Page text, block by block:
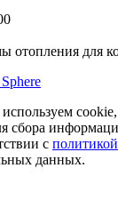
для
сбора
с политикой
данных.